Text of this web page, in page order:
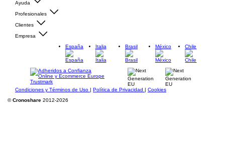
Ayuda
Profesionales
Clientes
Empresa
España
Italia Brasil México Chile
Condiciones y Términos de Uso | Política de Privacidad | Cookies
©Cronoshare 2012-2026